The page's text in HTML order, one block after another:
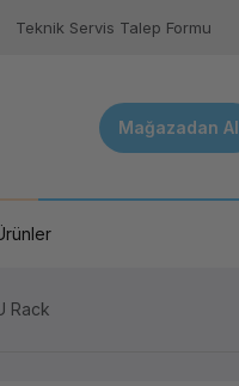
Teknik Servis Talep Formu
Mağazadan Al
Rack